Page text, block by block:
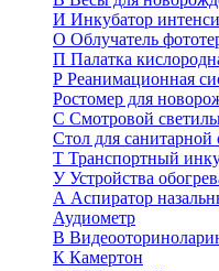
И Инкубатор
О Облучатель
П Палатка
Р Реанимационная
Ростомер для
С Смотровой
Стол для
Т Транспортный
УУстройства
А Аспиратор
Аудиометр
В
К Камертон